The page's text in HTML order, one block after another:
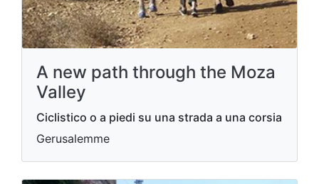
A new path through the Moza
Valley
Ciclistico o a piedi su una strada a una corsia
Gerusalemme